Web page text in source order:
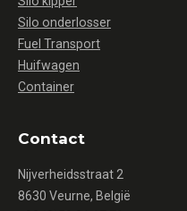
Silo onderlosser
Fuel Transport
Huifwagen
Container
Contact
Nijverheidsstraat 2
8630 Veurne, België